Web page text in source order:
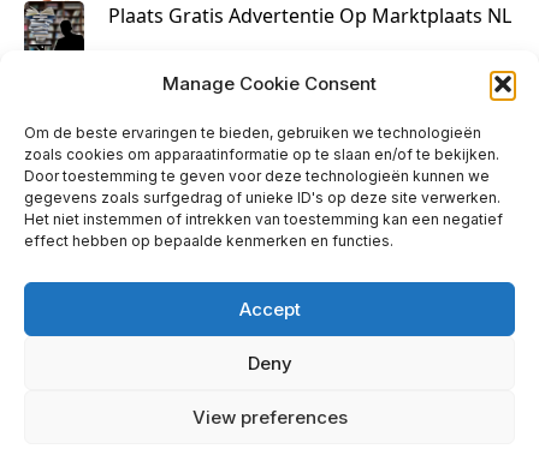
Manage Cookie Consent
Om de beste ervaringen te bieden, gebruiken we technologieën
zoals cookies om apparaatinformatie op te slaan en/of te bekijken.
Door toestemming te geven voor deze technologieën kunnen we
gegevens zoals surfgedrag of unieke ID's op deze site verwerken.
Het niet instemmen of intrekken van toestemming kan een negatief
effect hebben op bepaalde kenmerken en functies.
Accept
Deny
View preferences
Plaats Gratis Advertentie Op Marktplaats NL
Kruisbestuiving Voor Succesvolle Marketing
Contact